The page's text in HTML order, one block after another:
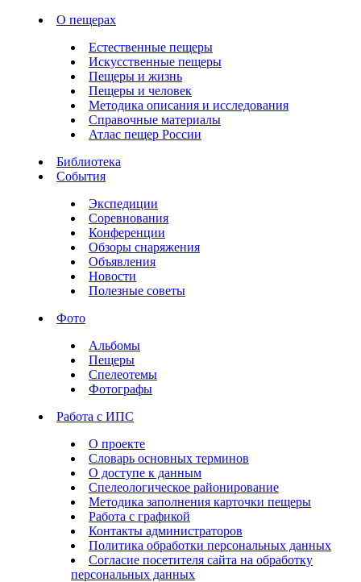
О пещерах
Естественные пещеры
Искусственные пещеры
Пещеры и жизнь
Пещеры и человек
Методика описания и исследования
Справочные материалы
Атлас пещер России
Библиотека
События
Экспедиции
Соревнования
Конференции
Обзоры снаряжения
Объявления
Новости
Полезные советы
Фото
Альбомы
Пещеры
Спелеотемы
Фотографы
Работа с ИПС
О проекте
Словарь основных терминов
О доступе к данным
Спелеологическое районирование
Методика заполнения карточки пещеры
Работа с графикой
Контакты администраторов
Политика обработки персональных данных
Согласие посетителя сайта на обработку
персональных данных